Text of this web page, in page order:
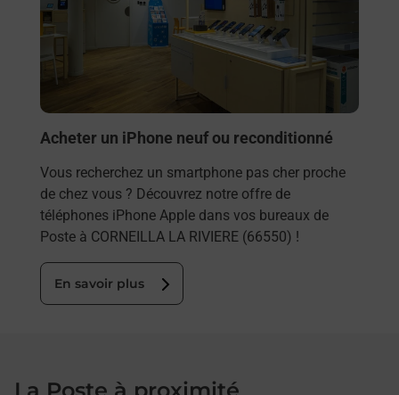
Acheter un iPhone neuf ou reconditionné
Vous recherchez un smartphone pas cher proche
de chez vous ? Découvrez notre offre de
téléphones iPhone Apple dans vos bureaux de
Poste à CORNEILLA LA RIVIERE (66550) !
En savoir plus
La Poste à proximité